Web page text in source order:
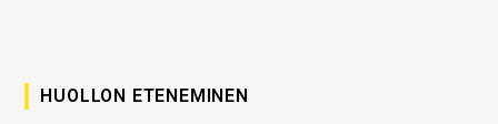
HUOLLON ETENEMINEN